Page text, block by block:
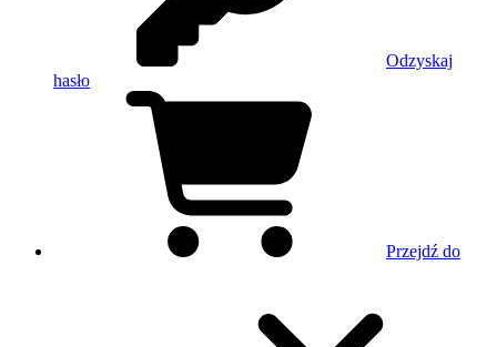
Odzyskaj
hasło
Przejdź do